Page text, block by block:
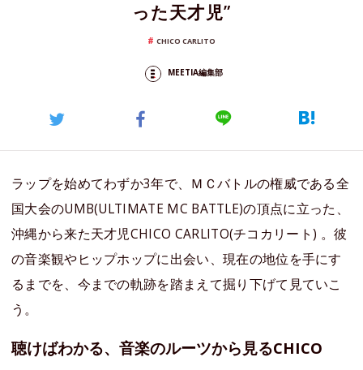
った天才児”
CHICO CARLITO
MEETIA編集部
ラップを始めてわずか3年で、ＭＣバトルの権威である全
国大会のUMB(ULTIMATE MC BATTLE)の頂点に立った、
沖縄から来た天才児CHICO CARLITO(チコカリート) 。彼
の音楽観やヒップホップに出会い、現在の地位を手にす
るまでを、今までの軌跡を踏まえて掘り下げて見ていこ
う。
聴けばわかる、音楽のルーツから見るCHICO